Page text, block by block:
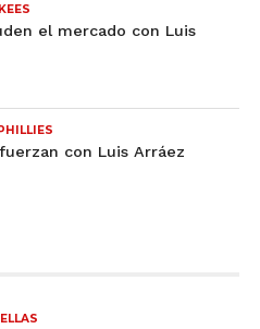
el mercado con Luis
con Luis Arráez